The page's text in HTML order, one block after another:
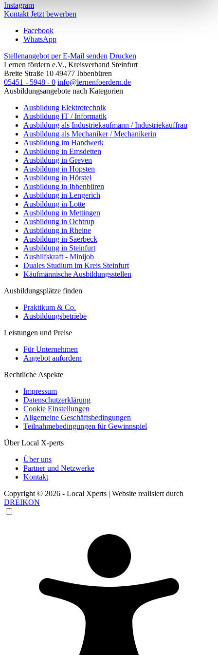
Instagram
Kontakt Jetzt bewerben
Facebook
WhatsApp
Stellenangebot per E-Mail senden Drucken
Lernen fördern e.V., Kreisverband Steinfurt
Breite Straße 10 49477 Ibbenbüren
05451 - 5948 - 0 info@lernenfoerdern.de
Ausbildungsangebote nach Kategorien
Ausbildung Elektrotechnik
Ausbildung IT / Informatik
Ausbildung als Industriekaufmann / Industriekauffrau
Ausbildung als Mechaniker / Mechanikerin
Ausbildung im Handwerk
Ausbildung in Emsdetten
Ausbildung in Greven
Ausbildung in Hopsten
Ausbildung in Hörstel
Ausbildung in Ibbenbüren
Ausbildung in Lengerich
Ausbildung in Lotte
Ausbildung in Mettingen
Ausbildung in Ochtrup
Ausbildung in Rheine
Ausbildung in Saerbeck
Ausbildung in Steinfurt
Aushilfskraft - Minijob
Duales Studium im Kreis Steinfurt
Käufmännische Ausbildungsstellen
Ausbildungsplätze finden
Praktikum & Co.
Ausbildungsbetriebe
Leistungen und Preise
Für Unternehmen
Angebot anfordern
Rechtliche Aspekte
Impressum
Datenschutzerklärung
Cookie Einstellungen
Allgemeine Geschäftsbedingungen
Teilnahmebedingungen für Gewinnspiel
Über Local X-perts
Über uns
Partner und Netzwerke
Kontakt
Copyright © 2026 - Local Xperts | Website realisiert durch
DREIKON